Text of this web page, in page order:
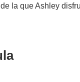
la que Ashley